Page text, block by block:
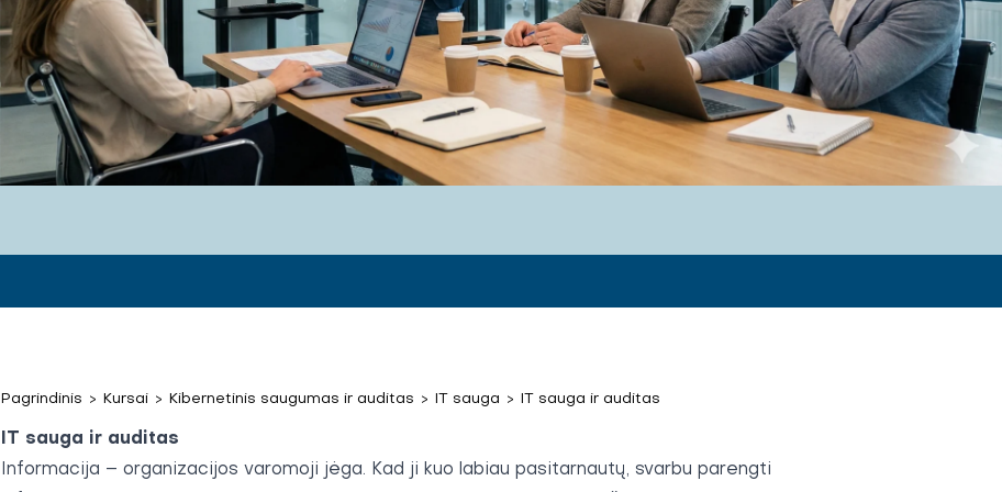
Pagrindinis > Kursai > Kibernetinis saugumas ir auditas > IT sauga > IT sauga ir auditas
IT sauga ir auditas
Informacija – organizacijos varomoji jėga. Kad ji kuo labiau pasitarnautų, svarbu parengti